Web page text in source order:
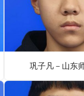
巩子凡－山东